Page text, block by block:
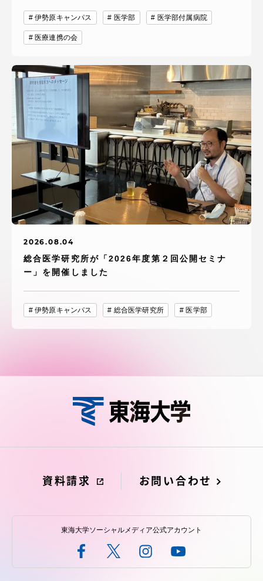
伊勢原キャンパス 医学部 医学部付属病院
医療連携の会
2026.08.04
総合医学研究所が「2026年度第２回公開セミナ
ー」を開催しました
伊勢原キャンパス 総合医学研究所 医学部
資料請求 お問い合わせ
東海大学ソーシャルメディア公式アカウント